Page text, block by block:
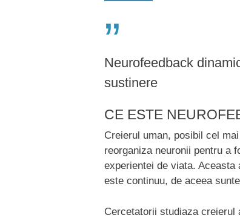
”
Neurofeedback
sustinere
CE ESTE
Creierul uman, posibil cel
reorganiza neuronii pentru a
experientei de viata.
este continuu, de aceea
Cercetatorii studiaza creierul